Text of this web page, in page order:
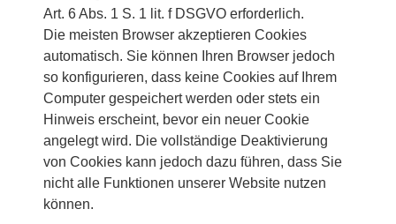
Art. 6 Abs. 1 S. 1 lit. f DSGVO erforderlich.
Die meisten Browser akzeptieren Cookies
automatisch. Sie können Ihren Browser jedoch
so konfigurieren, dass keine Cookies auf Ihrem
Computer gespeichert werden oder stets ein
Hinweis erscheint, bevor ein neuer Cookie
angelegt wird. Die vollständige Deaktivierung
von Cookies kann jedoch dazu führen, dass Sie
nicht alle Funktionen unserer Website nutzen
können.